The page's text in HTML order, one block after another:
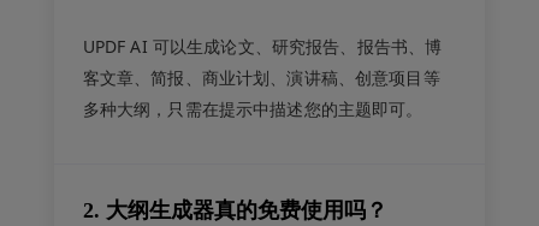
UPDF AI 可以生成论文、研究报告、报告书、博
客文章、简报、商业计划、演讲稿、创意项目等
多种大纲，只需在提示中描述您的主题即可。
2. 大纲生成器真的免费使用吗？